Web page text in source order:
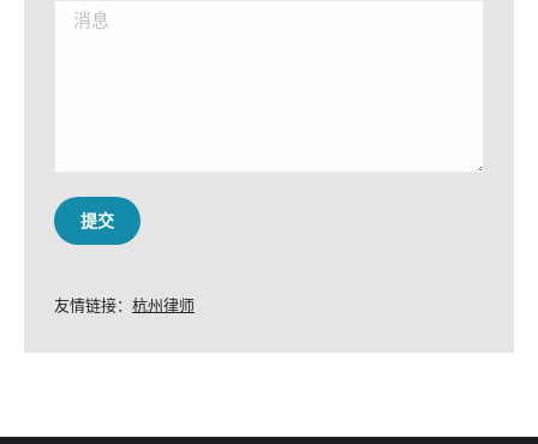
消息
提交
友情链接： 杭州律师